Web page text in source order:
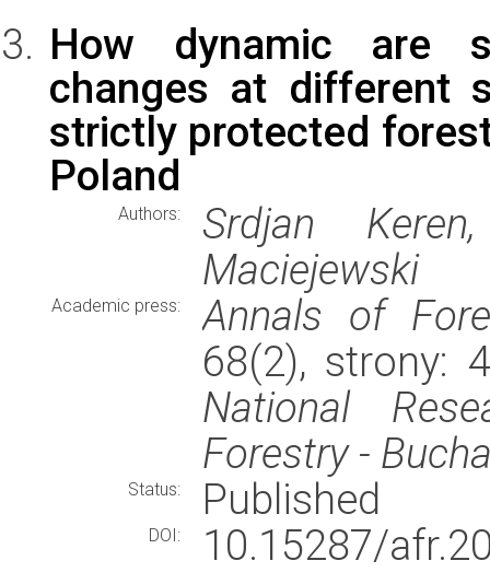
How dynamic are
changes at different
strictly protected
Poland
Authors:
Srdjan
Maciejewski
Academic press:
Annals of
68(2), strony:
National
Forestry -
Status: Published
DOI: 10.15287/